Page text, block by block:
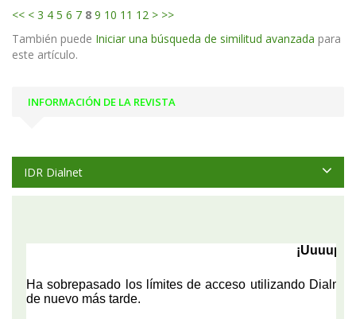
<< < 3 4 5 6 7 8 9 10 11 12 > >>
También puede Iniciar una búsqueda de similitud avanzada para
este artículo.
INFORMACIÓN DE LA REVISTA
IDR Dialnet